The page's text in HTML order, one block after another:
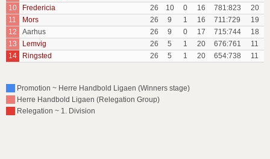
10
Fredericia 26 10 0 16 781:823
20
11
Mors 26 9 1 16 711:729
19
12
Aarhus 26 9 0 17 715:744
18
13
Lemvig 26 5 1 20 676:761
11
14
Ringsted 26 5 1 20 654:738 11
Promotion ~ Herre Handbold Ligaen (Winners stage)
Herre Handbold Ligaen (Relegation Group)
Relegation ~ 1. Division